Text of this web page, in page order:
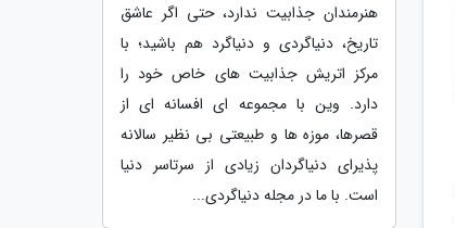
هنرمندان جذابیت ندارد، حتی اگر عاشق
تاریخ، دنیاگردی و دنیاگرد هم باشید؛ با
مرکز اتریش جذابیت های خاص خود را
دارد. وین با مجموعه ای افسانه ای از
قصرها، موزه ها و طبیعتی بی نظیر سالانه
پذیرای دنیاگردان زیادی از سرتاسر دنیا
است. با ما در مجله دنیاگردی...